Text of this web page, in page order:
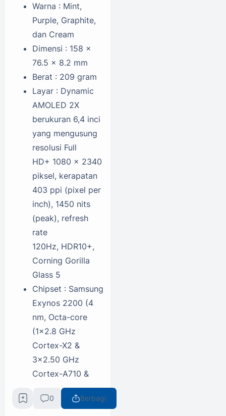
Warna : Mint,
Purple, Graphite,
dan Cream
Dimensi : 158 x
76.5 x 8.2 mm
Berat : 209 gram
Layar : Dynamic
AMOLED 2X
berukuran 6,4 inci
yang mengusung
resolusi Full
HD+ 1080 x 2340
piksel, kerapatan
403 ppi (pixel per
inch), 1450 nits
(peak), refresh
rate
120Hz, HDR10+,
Corning Gorilla
Glass 5
Chipset : Samsung
Exynos 2200 (4
nm, Octa-core
(1x2.8 GHz
Cortex-X2 &
3x2.50 GHz
Cortex-A710 &
4x1.8 GHz
Cortex-A510)
0 Berbagi